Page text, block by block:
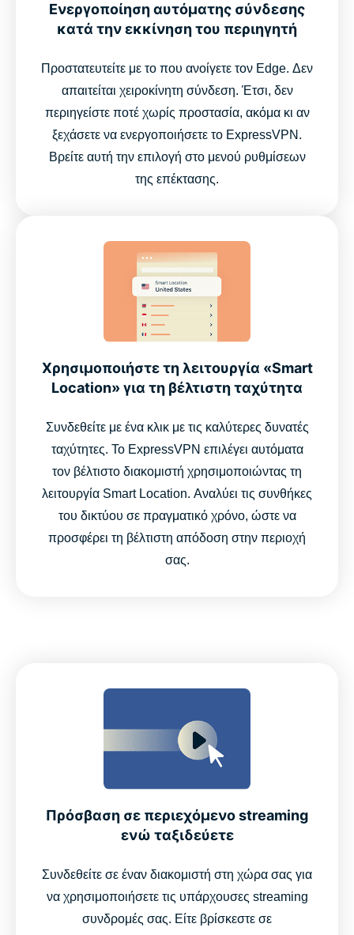
Ενεργοποίηση αυτόματης σύνδεσης
κατά την εκκίνηση του περιηγητή
Προστατευτείτε με το που ανοίγετε τον Edge. Δεν
απαιτείται χειροκίνητη σύνδεση. Έτσι, δεν
περιηγείστε ποτέ χωρίς προστασία, ακόμα κι αν
ξεχάσετε να ενεργοποιήσετε το ExpressVPN.
Βρείτε αυτή την επιλογή στο μενού ρυθμίσεων
της επέκτασης.
Χρησιμοποιήστε τη λειτουργία «Smart
Location» για τη βέλτιστη ταχύτητα
Συνδεθείτε με ένα κλικ με τις καλύτερες δυνατές
ταχύτητες. Το ExpressVPN επιλέγει αυτόματα
τον βέλτιστο διακομιστή χρησιμοποιώντας τη
λειτουργία Smart Location. Αναλύει τις συνθήκες
του δικτύου σε πραγματικό χρόνο, ώστε να
προσφέρει τη βέλτιστη απόδοση στην περιοχή
σας.
Πρόσβαση σε περιεχόμενο streaming
ενώ ταξιδεύετε
Συνδεθείτε σε έναν διακομιστή στη χώρα σας για
να χρησιμοποιήσετε τις υπάρχουσες streaming
συνδρομές σας. Είτε βρίσκεστε σε